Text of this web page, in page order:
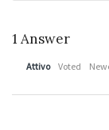
1 Answer
Attivo Voted